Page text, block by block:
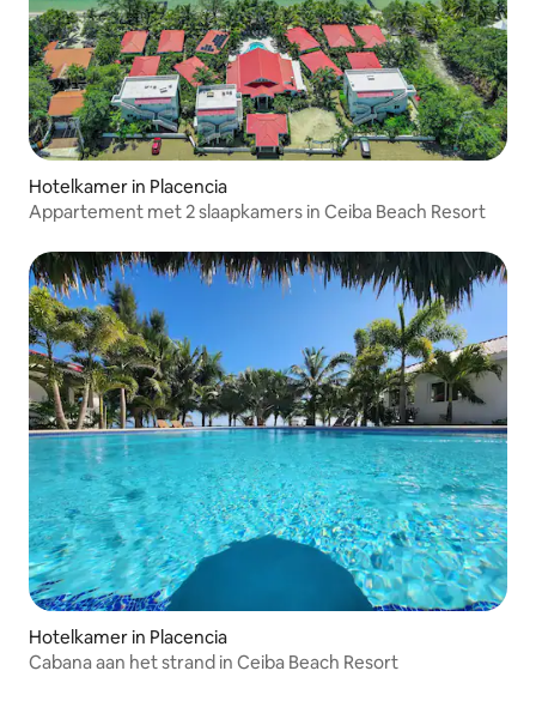
Hotelkamer in Placencia
Appartement met 2 slaapkamers in Ceiba Beach Resort
Hotelkamer in Placencia
Cabana aan het strand in Ceiba Beach Resort